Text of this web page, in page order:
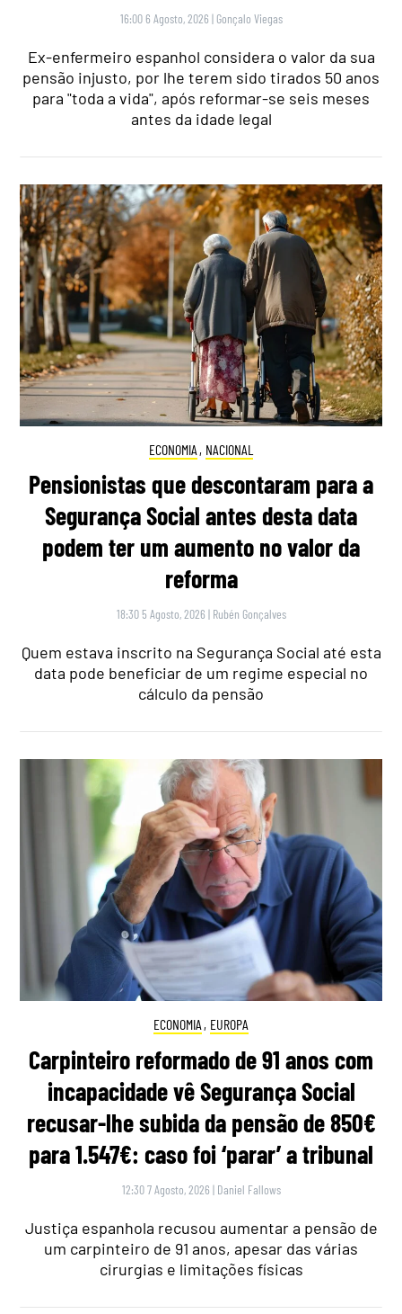
16:00 6 Agosto, 2026 | Gonçalo Viegas
Ex-enfermeiro espanhol considera o valor da sua
pensão injusto, por lhe terem sido tirados 50 anos
para "toda a vida", após reformar-se seis meses
antes da idade legal
ECONOMIA , NACIONAL
Pensionistas que descontaram para a
Segurança Social antes desta data
podem ter um aumento no valor da
reforma
18:30 5 Agosto, 2026 | Rubén Gonçalves
Quem estava inscrito na Segurança Social até esta
data pode beneficiar de um regime especial no
cálculo da pensão
ECONOMIA , EUROPA
Carpinteiro reformado de 91 anos com
incapacidade vê Segurança Social
recusar-lhe subida da pensão de 850€
para 1.547€: caso foi ‘parar’ a tribunal
12:30 7 Agosto, 2026 | Daniel Fallows
Justiça espanhola recusou aumentar a pensão de
um carpinteiro de 91 anos, apesar das várias
cirurgias e limitações físicas